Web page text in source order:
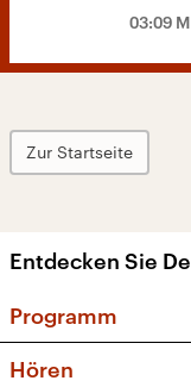
03:09
Zur Startseite
Entdecken Sie
Programm
Hören